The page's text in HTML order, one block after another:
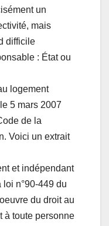
un
mais
difficile
: État ou
logement
5 mars 2007
de la
Voici un extrait
et indépendant
loi n°90-449 du
du droit au
à toute personne